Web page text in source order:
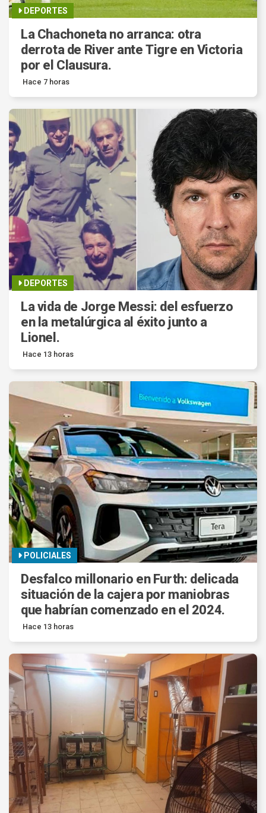
DEPORTES
La Chachoneta no arranca: otra
derrota de River ante Tigre en Victoria
por el Clausura.
Hace 7 horas
DEPORTES
La vida de Jorge Messi: del esfuerzo
en la metalúrgica al éxito junto a
Lionel.
Hace 13 horas
POLICIALES
Desfalco millonario en Furth: delicada
situación de la cajera por maniobras
que habrían comenzado en el 2024.
Hace 13 horas